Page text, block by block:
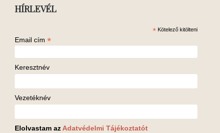
HÍRLEVÉL
* Kötelező kitölteni
Email cím *
Keresztnév
Vezetéknév
Elolvastam az Adatvédelmi Tájékoztatót